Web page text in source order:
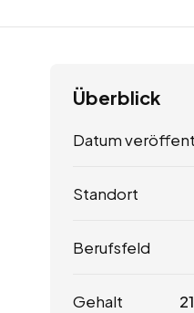
Überblick
Datum
Standort
Berufsfeld
Gehalt 21